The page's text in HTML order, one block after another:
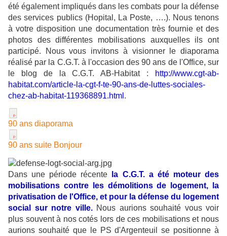
été également impliqués dans les combats pour la défense
des services publics (Hopital, La Poste, ….). Nous tenons
à votre disposition une documentation très fournie et des
photos des différentes mobilisations auxquelles ils ont
participé. Nous vous invitons à visionner le diaporama
réalisé par la C.G.T. à l'occasion des 90 ans de l'Office, sur
le blog de la C.G.T. AB-Habitat :
http://www.cgt-ab-
habitat.com/article-la-cgt-f-te-90-ans-de-luttes-sociales-
chez-ab-habitat-119368891.html .
90 ans diaporama
90 ans suite Bonjour
Dans une période récente
la C.G.T. a été moteur des
mobilisations contre les démolitions de logement, la
privatisation de l'Office, et pour la défense du logement
social sur notre ville.Nous aurions souhaité vous voir
plus souvent à nos cotés lors de ces mobilisations et nous
aurions souhaité que le PS d'Argenteuil se positionne à